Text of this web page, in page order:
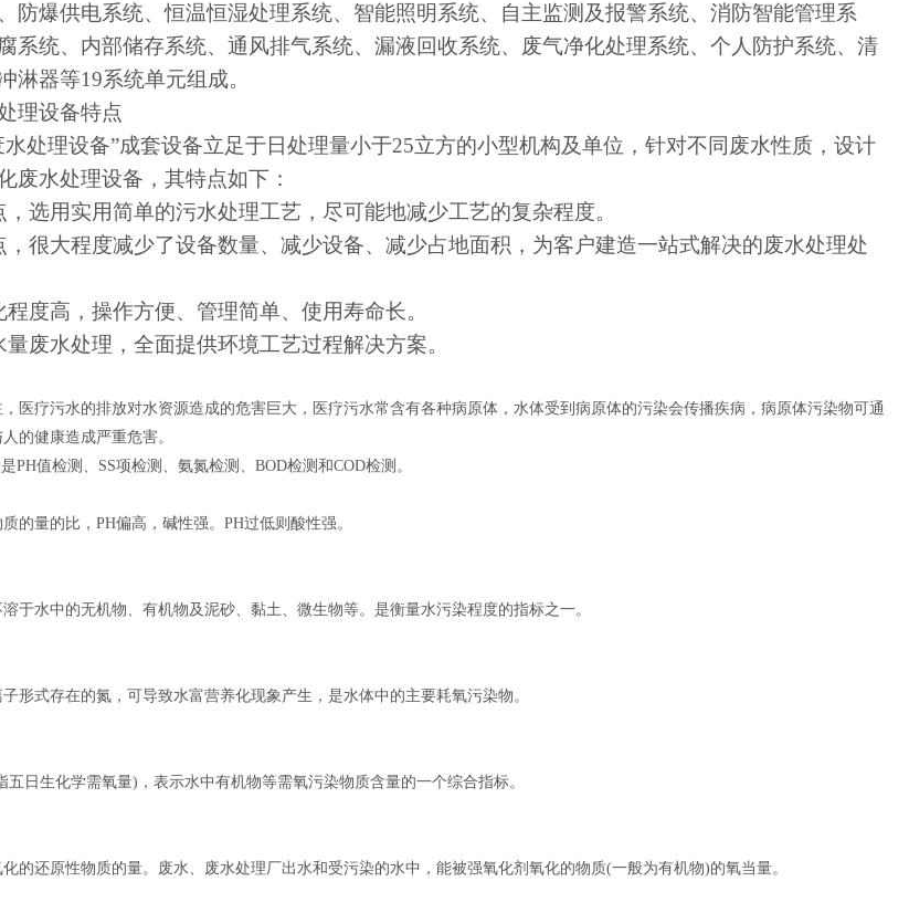
防爆供电系统、恒温恒湿处理系统、智能照明系统、自主监测及报警系统、消防智能管理系
系统、内部储存系统、通风排气系统、漏液回收系统、废气净化处理系统、个人防护系统、清
淋器等19系统单元组成。
理设备特点
水处理设备”成套设备立足于日处理量小于25立方的小型机构及单位，针对不同废水性质，设计
废水处理设备，其特点如下：
选用实用简单的污水处理工艺，尽可能地减少工艺的复杂程度。
，很大程度减少了设备数量、减少设备、减少占地面积，为客户建造一站式解决的废水处理处
度高，操作方便、管理简单、使用寿命长。
废水处理，全面提供环境工艺过程解决方案。
医疗污水的排放对水资源造成的危害巨大，医疗污水常含有各种病原体，水体受到病原体的污染会传播疾病，病原体污染物可通
的健康造成严重危害。
值检测、SS项检测、氨氮检测、BOD检测和COD检测。
的量的比，PH偏高，碱性强。PH过低则酸性强。
于水中的无机物、有机物及泥砂、黏土、微生物等。是衡量水污染程度的指标之一。
形式存在的氮，可导致水富营养化现象产生，是水体中的主要耗氧污染物。
日生化学需氧量)，表示水中有机物等需氧污染物质含量的一个综合指标。
的还原性物质的量。废水、废水处理厂出水和受污染的水中，能被强氧化剂氧化的物质(一般为有机物)的氧当量。